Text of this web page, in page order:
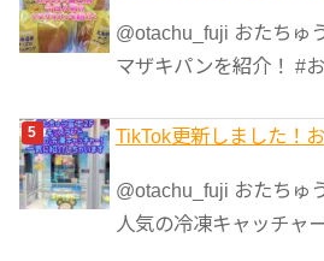
@otachu_fuji おたちゅ
マザキパンを紹介！ #
TikTok更新しました！
@otachu_fuji おたちゅ
人気の冷凍キャッチャ